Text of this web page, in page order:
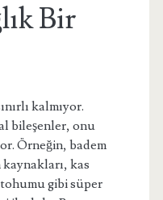
Bir
kalmıyor.
bileşenler, onu
Örneğin, badem
kas
gibi süper